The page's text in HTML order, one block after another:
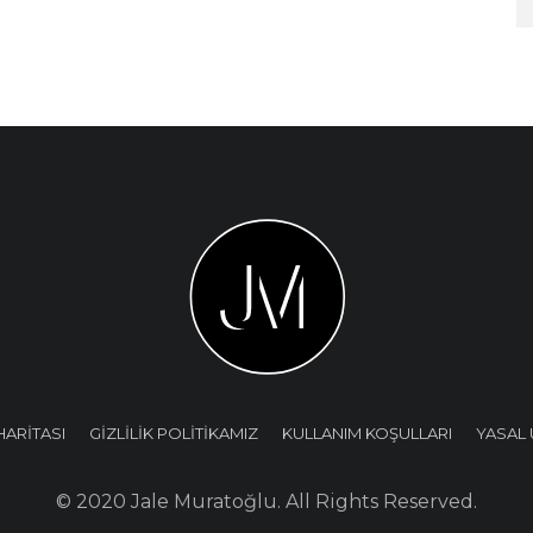
GİZLİLİK POLİTİKAMIZ KULLANIM KOŞULLARI YASAL
© 2020 Jale Muratoğlu. All Rights Reserved.